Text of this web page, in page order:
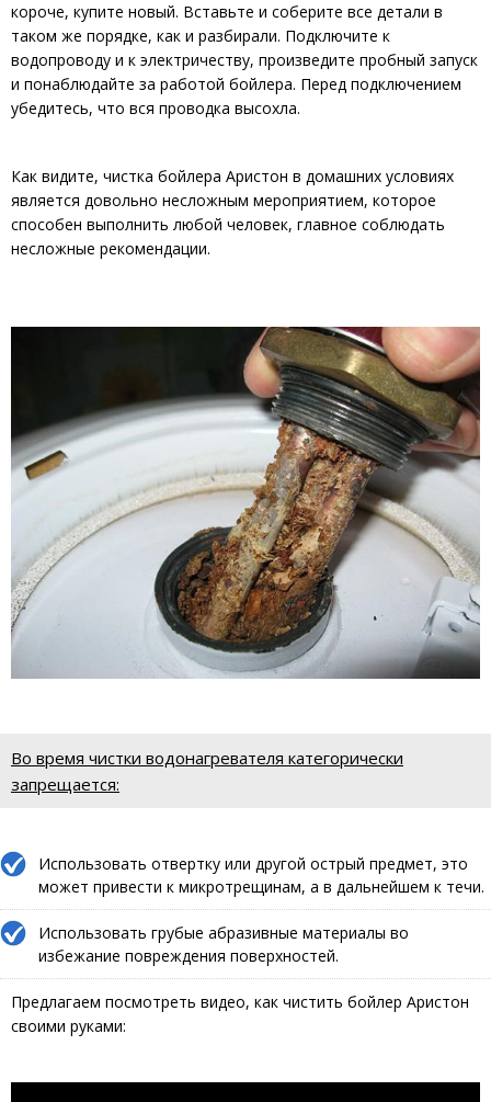
короче, купите новый. Вставьте и соберите все детали в
таком же порядке, как и разбирали. Подключите к
водопроводу и к электричеству, произведите пробный запуск
и понаблюдайте за работой бойлера. Перед подключением
убедитесь, что вся проводка высохла.
Как видите, чистка бойлера Аристон в домашних условиях
является довольно несложным мероприятием, которое
способен выполнить любой человек, главное соблюдать
несложные рекомендации.
Во время чистки водонагревателя категорически
запрещается:
Использовать отвертку или другой острый предмет, это
может привести к микротрещинам, а в дальнейшем к течи.
Использовать грубые абразивные материалы во
избежание повреждения поверхностей.
Предлагаем посмотреть видео, как чистить бойлер Аристон
своими руками: